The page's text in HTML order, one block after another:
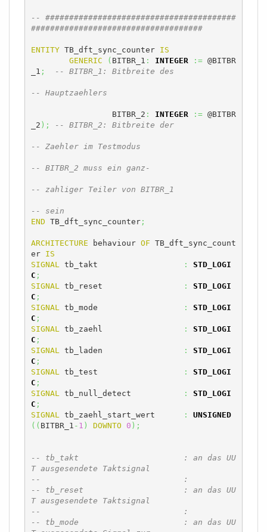
-- ########################################
####################################
ENTITY TB_dft_sync_counter IS
GENERIC
( BITBR_1 : INTEGER := @BITBR
_1 ; -- BITBR_1: Bitbreite des
-- Hauptzaehlers
		 BITBR_2
: INTEGER := @BITBR
_2 ) ; -- BITBR_2: Bitbreite der
-- Zaehler im Testmodus
-- BITBR_2 muss ein ganz-
-- zahliger Teiler von BITBR_1
-- sein
END TB_dft_sync_counter;
ARCHITECTURE behaviour OF TB_dft_sync_count
er IS
SIGNAL
:
STD_LOGI
C ;
SIGNAL
:
STD_LOGI
C ;
SIGNAL
:
STD_LOGI
C ;
SIGNAL
:
STD_LOGI
C ;
SIGNAL
:
STD_LOGI
C ;
SIGNAL
:
STD_LOGI
C ;
SIGNAL
:
STD_LOGI
C ;
SIGNAL
:
UNSIGNED
( ( BITBR_1 - 1 ) DOWNTO 0 ) ;
-- tb_takt			: an das UU
T ausgesendete Taktsignal
--				:
-- tb_reset			: an das UU
T ausgesendete Taktsignal
--				:
-- tb_mode			: an das UU